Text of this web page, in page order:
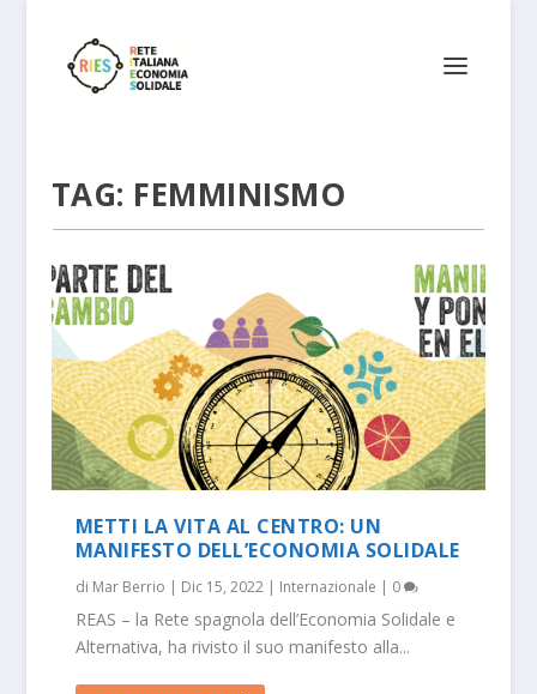
TAG: FEMMINISMO
METTI LA VITA AL CENTRO: UN
MANIFESTO DELL’ECONOMIA SOLIDALE
di Mar Berrio | Dic 15, 2022| Internazionale | 0
REAS – la Rete spagnola dell’Economia Solidale e
Alternativa, ha rivisto il suo manifesto alla...